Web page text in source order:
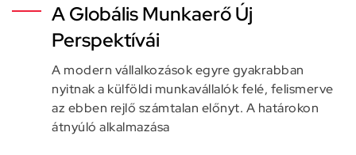
A Globális Munkaerő Új
Perspektívái
A modern vállalkozások egyre gyakrabban
nyitnak a külföldi munkavállalók felé, felismerve
az ebben rejlő számtalan előnyt. A határokon
átnyúló alkalmazása